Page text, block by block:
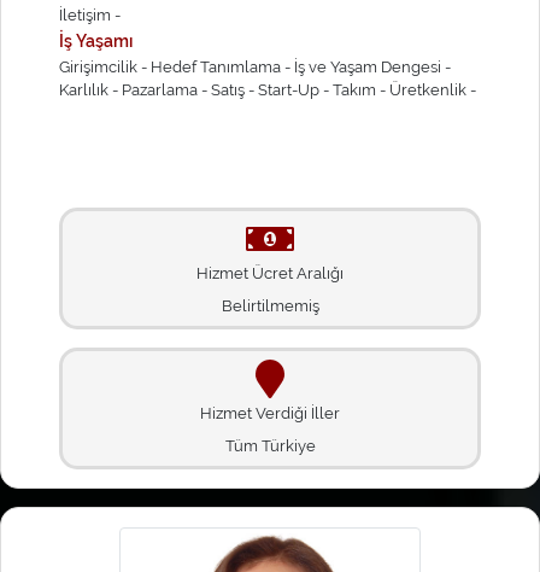
İletişim -
İş Yaşamı
Girişimcilik - Hedef Tanımlama - İş ve Yaşam Dengesi -
Karlılık - Pazarlama - Satış - Start-Up - Takım - Üretkenlik -
Hizmet Ücret Aralığı
Belirtilmemiş
Hizmet Verdiği İller
Tüm Türkiye